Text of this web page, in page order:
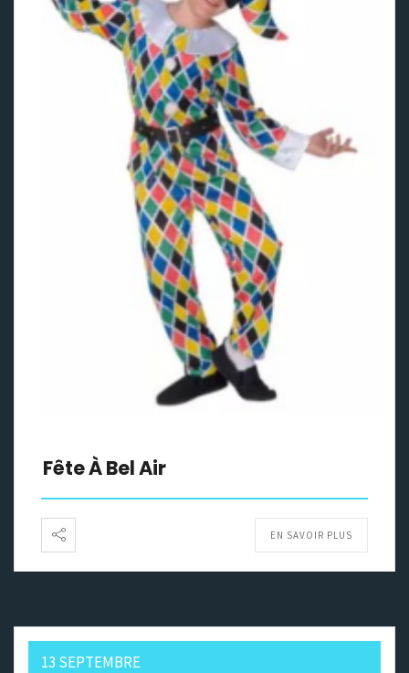
Fête À Bel Air
EN SAVOIR PLUS
13 SEPTEMBRE